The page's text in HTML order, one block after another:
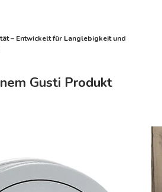
– Entwickelt für Langlebigkeit und
Gusti Produkt